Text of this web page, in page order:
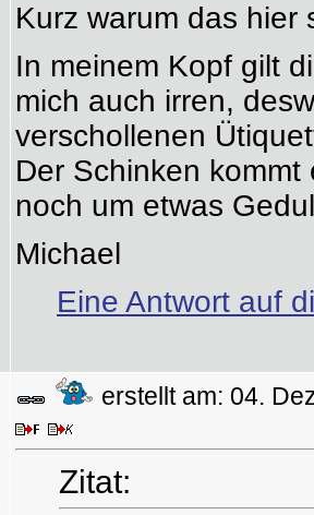
Kurz warum das hier
In meinem Kopf gilt
mich auch irren,
verschollenen
Der Schinken
noch um etwas
Michael
Eine Antwort auf
erstellt am: 04.
Zitat: